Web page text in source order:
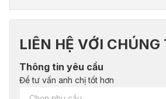
LIÊN HỆ VỚI CHÚNG
Thông tin yêu cầu
Để tư vấn anh chị tốt hơn